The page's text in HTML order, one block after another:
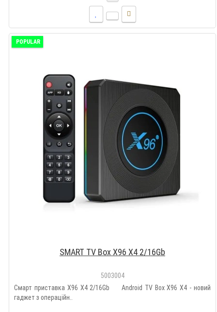
POPULAR
SMART TV Box X96 X4 2/16Gb
5003004
Смарт приставка X96 X4 2/16Gb Android TV Box X96 X4 - новий
гаджет з операційн..